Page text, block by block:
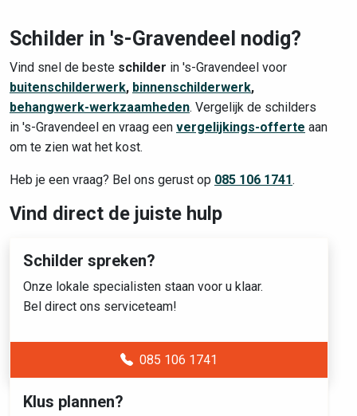
Schilder in 's-Gravendeel nodig?
Vind snel de beste schilder in 's-Gravendeel voor
buitenschilderwerk, binnenschilderwerk,
behangwerk-werkzaamheden. Vergelijk de schilders
in 's-Gravendeel en vraag een vergelijkings-offerte aan
om te zien wat het kost.
Heb je een vraag? Bel ons gerust op 085 106 1741.
Vind direct de juiste hulp
Schilder spreken?
Onze lokale specialisten staan voor u klaar.
Bel direct ons serviceteam!
085 106 1741
Klus plannen?